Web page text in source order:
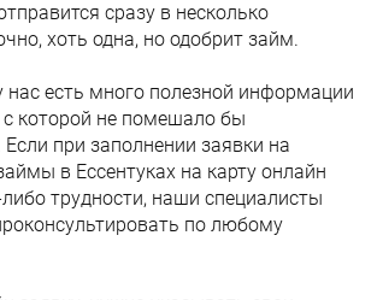
сразу в несколько
хоть одна, но одобрит займ.
нас есть много полезной информации
которой не помешало бы
при заполнении заявки на
в Ессентуках на карту онлайн
трудности, наши специалисты
по любому